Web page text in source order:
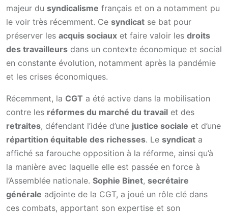
majeur du syndicalisme français et on a notamment pu
le voir très récemment. Ce syndicat se bat pour
préserver les acquis sociaux et faire valoir les droits
des travailleurs dans un contexte économique et social
en constante évolution, notamment après la pandémie
et les crises économiques.
Récemment, la CGT a été active dans la mobilisation
contre les réformes du marché du travail et des
retraites, défendant l’idée d’une justice sociale et d’une
répartition équitable des richesses. Le syndicat a
affiché sa farouche opposition à la réforme, ainsi qu’à
la manière avec laquelle elle est passée en force à
l’Assemblée nationale. Sophie Binet, secrétaire
générale adjointe de la CGT, a joué un rôle clé dans
ces combats, apportant son expertise et son